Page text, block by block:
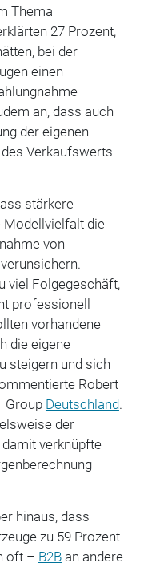
Thema
27 Prozent,
bei der
einen
an, dass auch
der eigenen
Verkaufswerts
stärkere
Modellvielfalt die
von
viel Folgegeschäft,
professionell
vorhandene
die eigene
steigern und sich
Robert
Group Deutschland.
der
verknüpfte
hinaus, dass
zu 59 Prozent
oft – B2Ban andere